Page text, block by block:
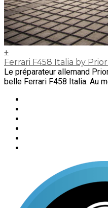
+
Ferrari F458 Italia by
Le préparateur allemand
belle Ferrari F458 Italia. Au